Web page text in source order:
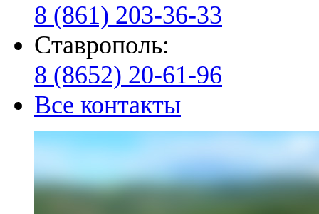
8 (861) 203-36-33
Ставрополь:
8 (8652) 20-61-96
Все контакты